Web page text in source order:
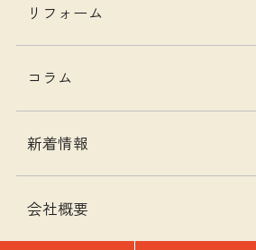
リフォーム
コラム
新着情報
会社概要
小牧市・春日井市を中心に、自
計画を進める際、どうしても間
目が行きがちですが、実は資金
要なステップなのです。
予算の決め方